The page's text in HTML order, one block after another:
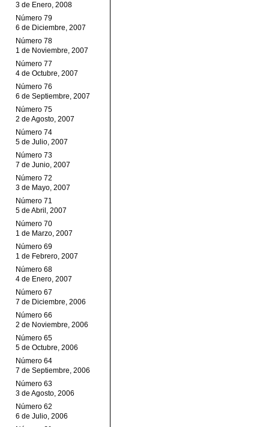
3 de Enero, 2008
Número 79
6 de Diciembre, 2007
Número 78
1 de Noviembre, 2007
Número 77
4 de Octubre, 2007
Número 76
6 de Septiembre, 2007
Número 75
2 de Agosto, 2007
Número 74
5 de Julio, 2007
Número 73
7 de Junio, 2007
Número 72
3 de Mayo, 2007
Número 71
5 de Abril, 2007
Número 70
1 de Marzo, 2007
Número 69
1 de Febrero, 2007
Número 68
4 de Enero, 2007
Número 67
7 de Diciembre, 2006
Número 66
2 de Noviembre, 2006
Número 65
5 de Octubre, 2006
Número 64
7 de Septiembre, 2006
Número 63
3 de Agosto, 2006
Número 62
6 de Julio, 2006